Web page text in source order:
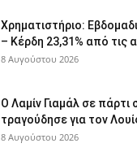
Χρηματιστήριο:
– Κέρδη 23,31% από τις
8 Αυγούστου 2026
Ο Λαμίν Γιαμάλ σε πάρτι
τραγούδησε για τον
8 Αυγούστου 2026